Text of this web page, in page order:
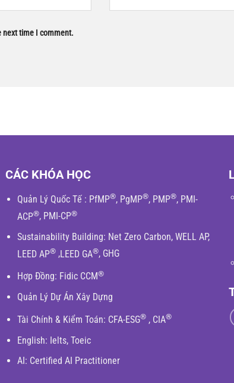
next time I comment.
CÁC KHÓA HỌC
Quản Lý Quốc Tế : PfMP®, PgMP®, PMP®, PMI-
ACP®, PMI-CP®
Sustainability Building: Net Zero Carbon,WELL AP,
LEED AP® ,LEED GA®, GHG
Hợp Đồng: Fidic CCM®
Quản Lý Dự Án Xây Dựng
Tài Chính & Kiểm Toán: CFA-ESG® , CIA®
English: Ielts, Toeic
AI: Certified AI Practitioner